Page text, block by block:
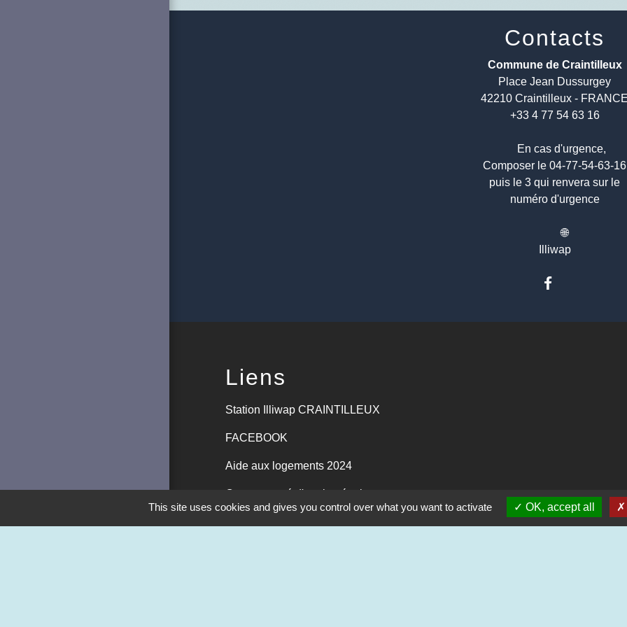
Contacts
Commune de Craintilleux
Place Jean Dussurgey
42210 Craintilleux -
+33 4 77 54 63 16
En cas d'urgence,
Composer le 04-77-54-63-
puis le 3 qui renvera sur le
numéro d'urgence
🌐
Illiwap
Liens
Station Illiwap CRAINTILLEUX
FACEBOOK
Aide aux logements 2024
Communauté d'agglomération
This site uses cookies and gives you control over what you want to activate OK, accept all